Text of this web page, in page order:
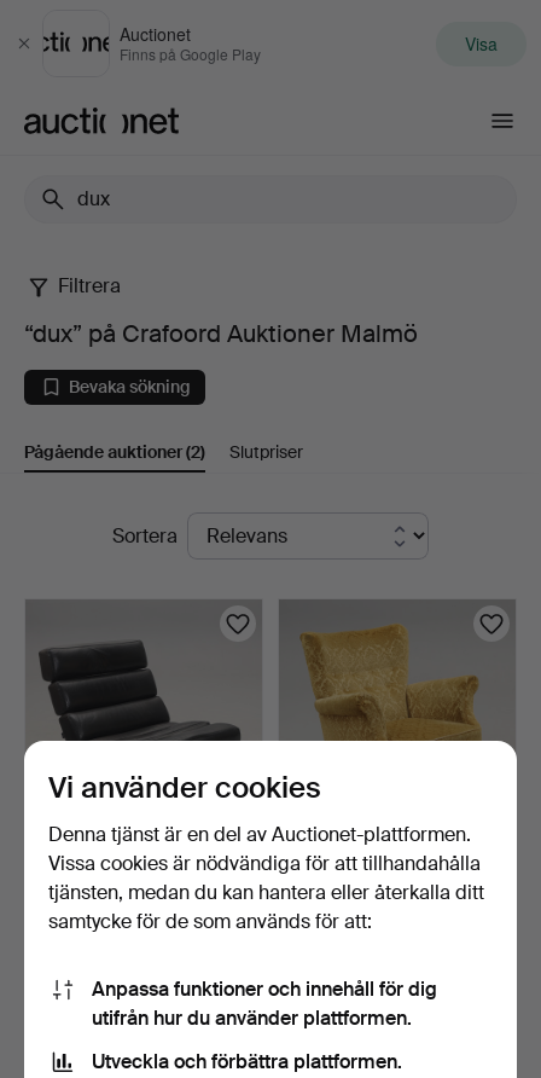
Stäng
Auctionet
Finns på Google Play Visa
“dux”
på
Crafoord
Auktioner
Malmö
Filtrera
“dux” på Crafoord Auktioner Malmö
Bevaka sökning
Pågående auktioner(2) Slutpriser
PågåendeSortera
KENNETH BERGENBLAD.
FÅTÖLJ, "Spider Chair"…
FÅTÖLJ, DUX, 1940/50-tal.
5 dagar
Bevaka sökning
Vi använder cookies
Denna tjänst är en del av Auctionet-plattformen.
Vissa cookies är nödvändiga för att tillhandahålla
tjänsten, medan du kan hantera eller återkalla ditt
samtycke för de som används för att:
Anpassa funktioner och innehåll för dig
utifrån hur du använder plattformen.
Utveckla och förbättra plattformen.